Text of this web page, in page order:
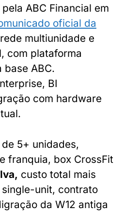
ABC Financial em
oficial da
multiunidade e
com plataforma
base ABC.
BI
com hardware
5+ unidades,
franquia, box CrossFit
custo total mais
unit, contrato
da W12 antiga